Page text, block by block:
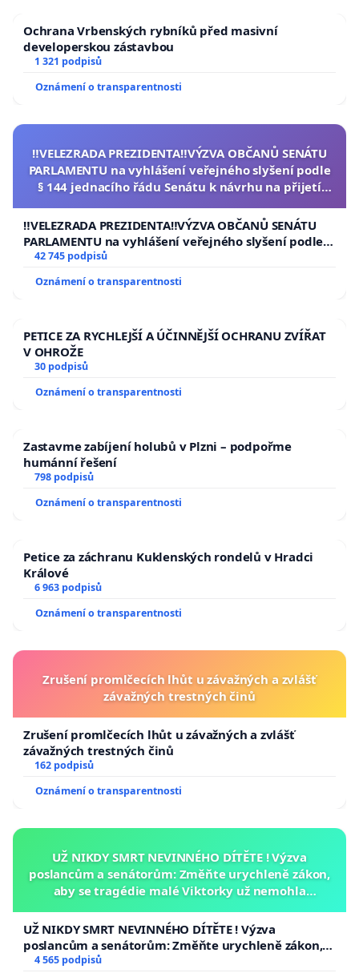
Ochrana Vrbenských rybníků před masivní
developerskou zástavbou
1 321 podpisů
Oznámení o transparentnosti
‼️VELEZRADA PREZIDENTA‼️VÝZVA OBČANŮ SENÁTU
PARLAMENTU na vyhlášení veřejného slyšení podle
§ 144 jednacího řádu Senátu k návrhu na přijetí
republiky
‼️VELEZRADA PREZIDENTA‼️VÝZVA OBČANŮ SENÁTU
PARLAMENTU na vyhlášení veřejného slyšení podle §
144 jednacího řádu Senátu k návrhu na přijetí
republiky
42 745 podpisů
Oznámení o transparentnosti
PETICE ZA RYCHLEJŠÍ A ÚČINNĚJŠÍ OCHRANU ZVÍŘAT
V OHROŽE
30 podpisů
Oznámení o transparentnosti
Zastavme zabíjení holubů v Plzni – podpořme
humánní řešení
798 podpisů
Oznámení o transparentnosti
Petice za záchranu Kuklenských rondelů v Hradci
Králové
6 963 podpisů
Oznámení o transparentnosti
Zrušení promlčecích lhůt u závažných a zvlášť
závažných trestných činů
Zrušení promlčecích lhůt u závažných a zvlášť
závažných trestných činů
162 podpisů
Oznámení o transparentnosti
UŽ NIKDY SMRT NEVINNÉHO DÍTĚTE ! Výzva
poslancům a senátorům: Změňte urychleně zákon,
aby se tragédie malé Viktorky už nemohla
UŽ NIKDY SMRT NEVINNÉHO DÍTĚTE ! Výzva
poslancům a senátorům: Změňte urychleně zákon,
aby se tragédie malé Viktorky už nemohla opakovat!
4 565 podpisů